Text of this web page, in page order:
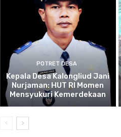
POTRET DESA
Kepala Desa Kalongliud Jani
Nurjaman: HUT RI Momen
Mensyukuri Kemerdekaan